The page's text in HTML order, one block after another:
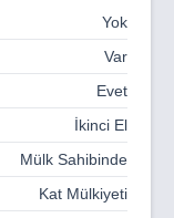
Yok
Var
Evet
İkinci El
Mülk Sahibinde
Kat Mülkiyeti